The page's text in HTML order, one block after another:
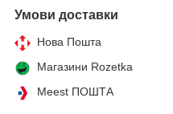
Умови доставки
Нова Пошта
Магазини Rozetka
Meest ПОШТА